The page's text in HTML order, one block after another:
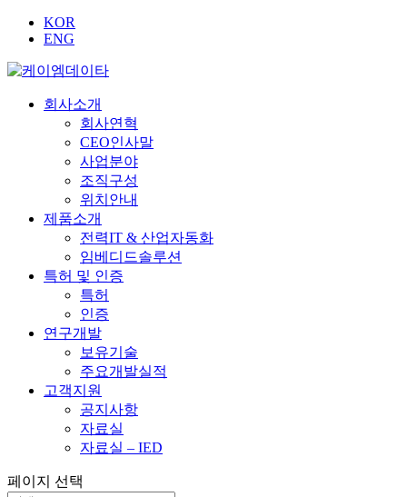
KOR
ENG
회사소개
회사연혁
CEO인사말
사업분야
조직구성
위치안내
제품소개
전력IT & 산업자동화
임베디드솔루션
특허 및 인증
특허
인증
연구개발
보유기술
주요개발실적
고객지원
공지사항
자료실
자료실 – IED
페이지 선택